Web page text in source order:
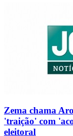
Zema chama
'traição' com
eleitoral